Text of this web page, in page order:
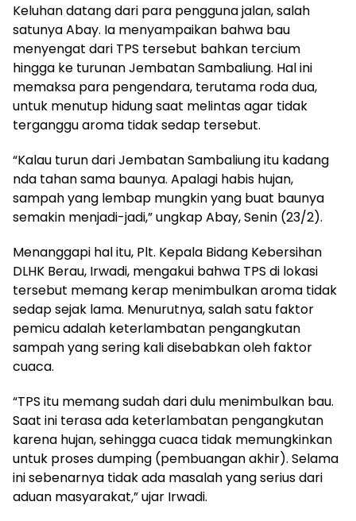
Keluhan datang dari para pengguna jalan, salah
satunya Abay. Ia menyampaikan bahwa bau
menyengat dari TPS tersebut bahkan tercium
hingga ke turunan Jembatan Sambaliung. Hal ini
memaksa para pengendara, terutama roda dua,
untuk menutup hidung saat melintas agar tidak
terganggu aroma tidak sedap tersebut.
“Kalau turun dari Jembatan Sambaliung itu kadang
nda tahan sama baunya. Apalagi habis hujan,
sampah yang lembap mungkin yang buat baunya
semakin menjadi-jadi,” ungkap Abay, Senin (23/2).
Menanggapi hal itu, Plt. Kepala Bidang Kebersihan
DLHK Berau, Irwadi, mengakui bahwa TPS di lokasi
tersebut memang kerap menimbulkan aroma tidak
sedap sejak lama. Menurutnya, salah satu faktor
pemicu adalah keterlambatan pengangkutan
sampah yang sering kali disebabkan oleh faktor
cuaca.
“TPS itu memang sudah dari dulu menimbulkan bau.
Saat ini terasa ada keterlambatan pengangkutan
karena hujan, sehingga cuaca tidak memungkinkan
untuk proses dumping (pembuangan akhir). Selama
ini sebenarnya tidak ada masalah yang serius dari
aduan masyarakat,” ujar Irwadi.